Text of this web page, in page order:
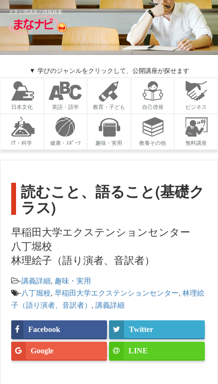
大学公開講座の情報検索
▼ 学びのジャンルをクリックして、公開講座が探せます
日本文化 英語・語学 教育・子ども 自己啓発 ビジネス
IT・科学 健康・ｽﾎﾟｰﾂ 趣味・実用 教養その他 無料講座
読むこと、語ること(基礎ク
ラス)
早稲田大学エクステンションセンター
八丁堀校
林理絵子（語り演者、音訳者）
-講義詳細, 趣味・実用
-八丁堀校,早稲田大学エクステンションセンター,林理絵
子（語り演者、音訳者） ,講義詳細
Facebook Twitter
Google LINE